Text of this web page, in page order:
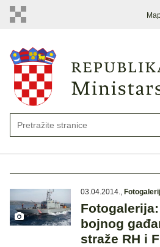
03.04.2014.,
bojnog
straže RH i